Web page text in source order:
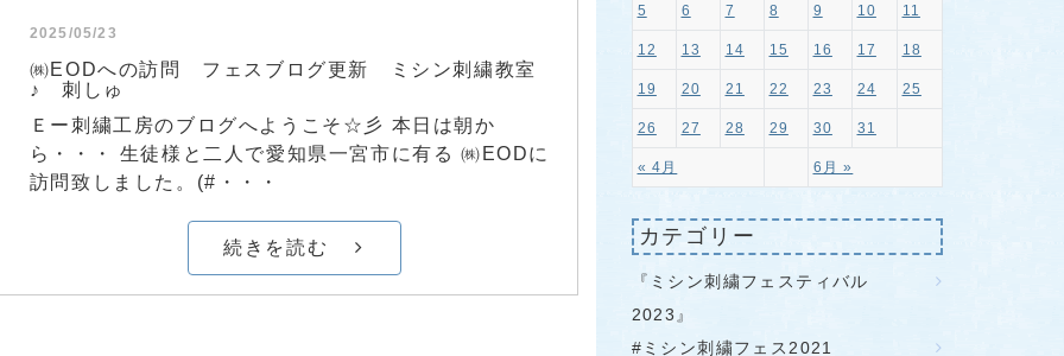
2025/05/23
㈱EODへの訪問 フェスブログ更新 ミシン刺繍教室
♪ 刺しゅ
Ｅー刺繍工房のブログへようこそ☆彡 本日は朝か
ら・・・ 生徒様と二人で愛知県一宮市に有る ㈱EODに
訪問致しました。(#・・・
続きを読む
« 4月 6月 »
5 6 7 8 9 10 11
12 13 14 15 16 17 18
19 20 21 22 23 24 25
26 27 28 29 30 31
カテゴリー
『ミシン刺繍フェスティバル
2023』
#ミシン刺繍フェス2021